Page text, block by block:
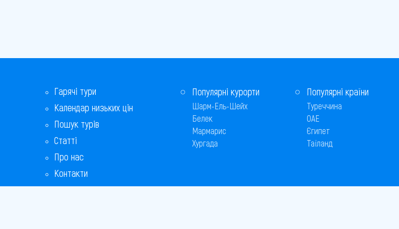
Гарячі тури
Календар низьких цін
Пошук турів
Статті
Про нас
Контакти
Бонусна програма
Популярні курорти
Шарм-Ель-Шейх
Белек
Мармарис
Хургада
Популярні країни
Туреччина
ОАЕ
Єгипет
Таїланд